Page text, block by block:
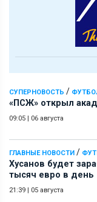
СУПЕРНОВОСТЬ /
«ПСЖ» открыл
09:05 | 06 августа
ГЛАВНЫЕ НОВОСТИ /
Хусанов будет
тысяч евро в день
21:39 | 05 августа